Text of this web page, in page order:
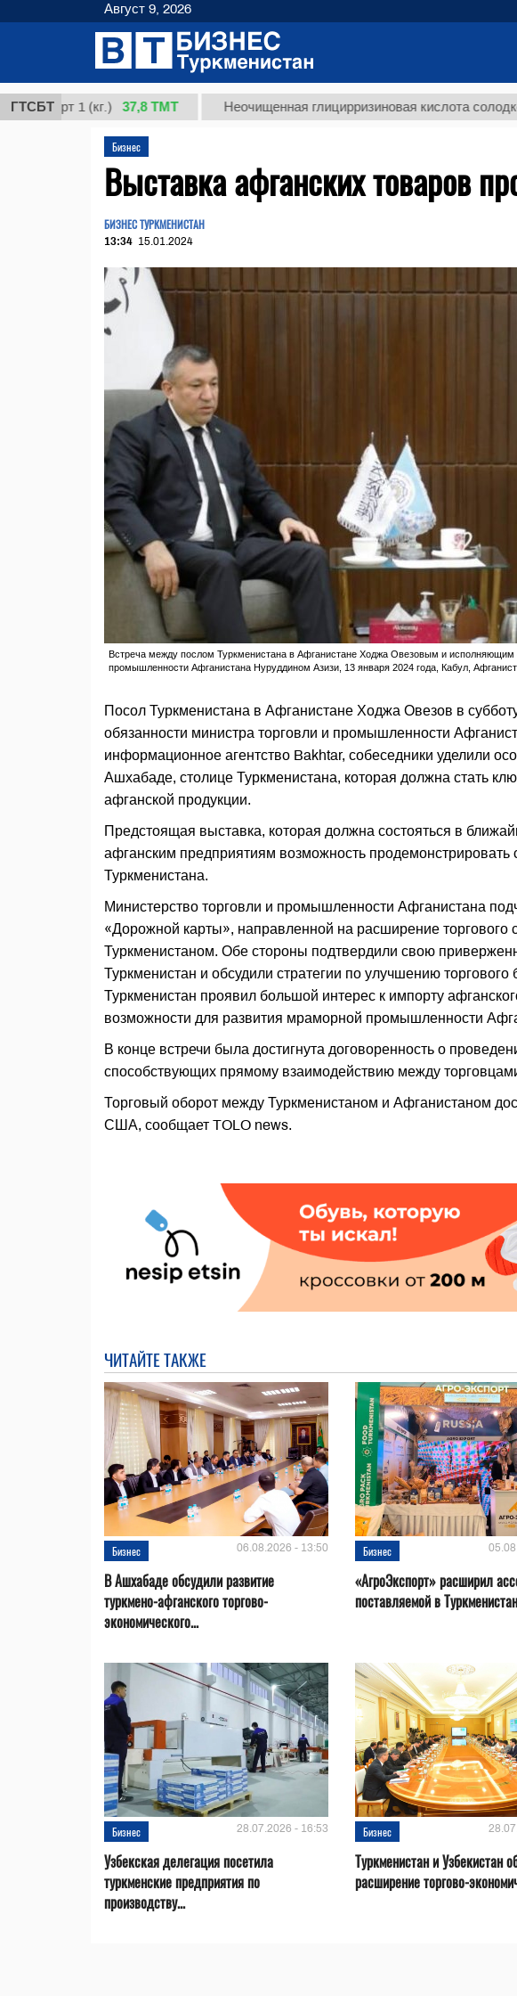
ГТСБТ
1 (кг.) 37,8 ТМТ Неочищенная глицирризиновая кислота солодкового
Бизнес
Выставка афганских товаров
БИЗНЕС ТУРКМЕНИСТАН
13:34 15.01.2024
Встреча между послом Туркменистана в Афганистане Ходжа Овезовым и исполняющим
промышленности Афганистана Нуруддином Азизи, 13 января 2024 года, Кабул,
Посол Туркменистана в Афганистане Ходжа Овезов в
обязанности министра торговли и промышленности
информационное агентство Bakhtar, собеседники уделили
Ашхабаде, столице Туркменистана, которая должна стать
афганской продукции.
Предстоящая выставка, которая должна состояться в
афганским предприятиям возможность продемонстрировать
Туркменистана.
Министерство торговли и промышленности Афганистана
«Дорожной карты», направленной на расширение торгового
Туркменистаном. Обе стороны подтвердили свою
Туркменистан и обсудили стратегии по улучшению
Туркменистан проявил большой интерес к импорту
возможности для развития мраморной промышленности
В конце встречи была достигнута договоренность о
способствующих прямому взаимодействию между
Торговый оборот между Туркменистаном и Афганистаном
США, сообщает TOLO news.
ЧИТАЙТЕ ТАКЖЕ
Бизнес 06.08.2026 - 13:50
В Ашхабаде обсудили развитие
туркмено-афганского торгово-
экономического...
Бизнес
«АгроЭкспорт» расширил
поставляемой в
Бизнес 28.07.2026 - 16:53
Узбекская делегация посетила
туркменские предприятия по
производству...
Бизнес
Туркменистан и Узбекистан
расширение торгово-
Август 9, 2026